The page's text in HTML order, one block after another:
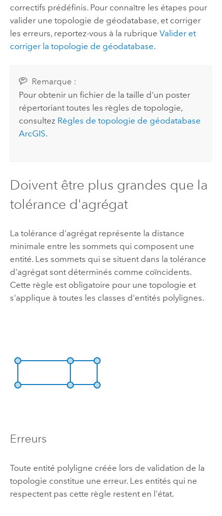
correctifs prédéfinis. Pour connaître les étapes pour
valider une topologie de géodatabase, et corriger
les erreurs, reportez-vous à la rubrique Valider et
corriger la topologie de géodatabase.
Remarque :
Pour obtenir un fichier de la taille d'un poster
répertoriant toutes les règles de topologie,
consultez Règles de topologie de géodatabase
ArcGIS.
Doivent être plus grandes que la
tolérance d'agrégat
La tolérance d'agrégat représente la distance
minimale entre les sommets qui composent une
entité. Les sommets qui se situent dans la tolérance
d'agrégat sont déterminés comme coïncidents.
Cette règle est obligatoire pour une topologie et
s'applique à toutes les classes d'entités polylignes.
Erreurs
Toute entité polyligne créée lors de validation de la
topologie constitue une erreur. Les entités qui ne
respectent pas cette règle restent en l'état.